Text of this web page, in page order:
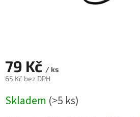
79 Kč / ks
65 Kč bez DPH
cena:
Skladem (>5 ks)